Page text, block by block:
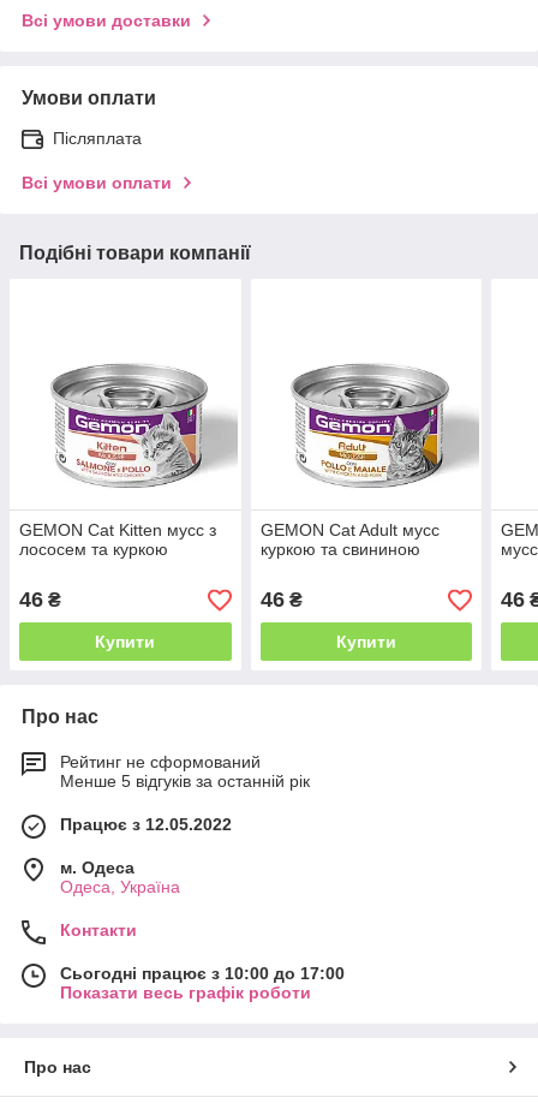
Всі умови доставки
Умови оплати
Післяплата
Всі умови оплати
Подібні товари компанії
GEMON Cat Kitten мусс з
лососем та куркою
46 ₴
Купити
GEMON Cat Adult мусс
куркою та свининою
46₴
Купити
46
Про нас
Рейтинг не сформований
Менше 5 відгуків за останній рік
Працює з 12.05.2022
м. Одеса
Одеса, Україна
Контакти
Сьогодні працює з 10:00 до 17:00
Показати весь графік роботи
Про нас